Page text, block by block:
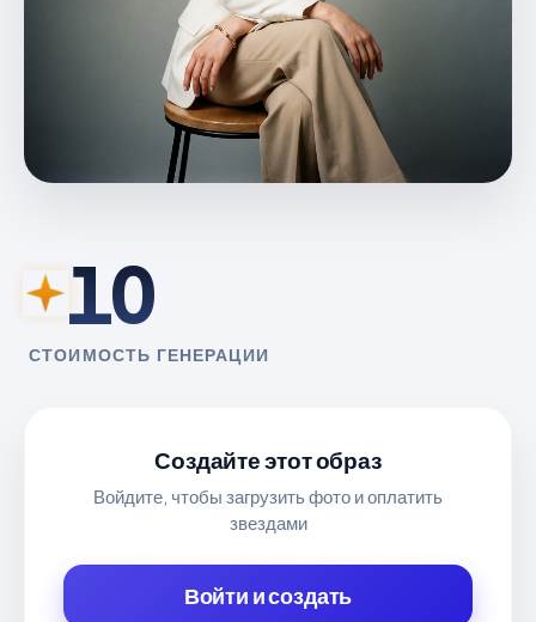
10
СТОИМОСТЬ ГЕНЕРАЦИИ
Создайте этот образ
Войдите, чтобы загрузить фото и оплатить
звездами
Войти и создать